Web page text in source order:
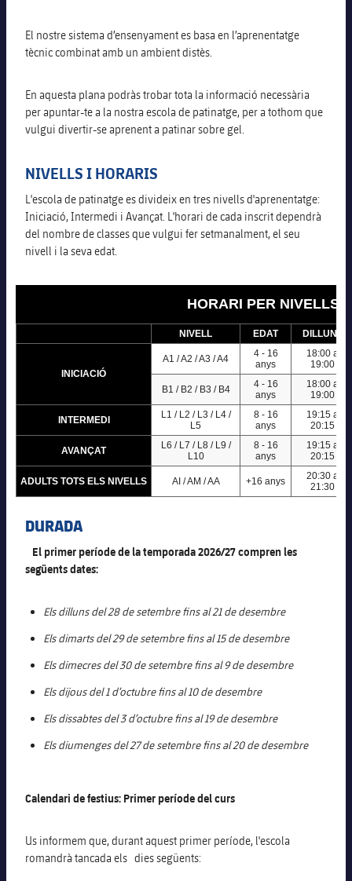
chevron-right
label.aria.chevronright
Jugadors de llegenda
Centre de documentació
plusicon
més
Instal·lacions
Spotify Camp Nou
Estadi Johan Cruyff
Ciutat Esportiva
La Masia
plusicon
més
Serveis
Serveis Mèdics
Accessibilitat
plusicon
més
Acreditacions
Instal·lacions
El nostre sistema d’ensenyament es basa en l’aprenentatge
tècnic combinat amb un ambient distès.
En aquesta plana podràs trobar tota la informació necessària
per apuntar-te a la nostra escola de patinatge, per a tothom que
vulgui divertir-se aprenent a patinar sobre gel.
NIVELLS I HORARIS
L'escola de patinatge es divideix en tres nivells d'aprenentatge:
Iniciació, Intermedi i Avançat. L'horari de cada inscrit dependrà
del nombre de classes que vulgui fer setmanalment, el seu
nivell i la seva edat.
HORARI PER NIVELLS
NIVELL EDAT DILLUNS
INICIACIÓ
A1 / A2 / A3 / A4
4 - 16
anys
18:00 a
19:00
B1 / B2 / B3 / B4
4 - 16
anys
18:00 a
19:00
INTERMEDI
L1 / L2 / L3 / L4 /
L5
8 - 16
anys
19:15 a
20:15
AVANÇAT
L6 / L7 / L8 / L9 /
L10
8 - 16
anys
19:15 a
20:15
ADULTS TOTS ELS NIVELLS AI / AM / AA +16 anys
20:30 a
21:30
DURADA
El primer període de la temporada 2026/27 compren les
següents dates:
Els dilluns del 28 de setembre fins al 21 de desembre
Els dimarts del 29 de setembre fins al 15 de desembre
Els dimecres del 30 de setembre fins al 9 de desembre
Els dijous del 1 d’octubre fins al 10 de desembre
Els dissabtes del 3 d’octubre fins al 19 de desembre
Els diumenges del 27 de setembre fins al 20 de desembre
Calendari de festius: Primer període del curs
Us informem que, durant aquest primer període, l'escola
romandrà tancada els dies següents: